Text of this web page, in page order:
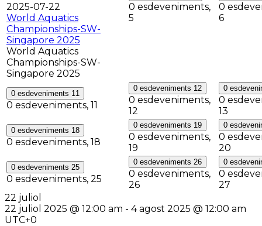
2025-07-22
World Aquatics
Championships-SW-
Singapore 2025
World Aquatics
Championships-SW-
Singapore 2025
0 esdeveniments,
5
0
6
0 esdeveniments 11
0 esdeveniments, 11
0 esdeveniments 12
0 esdeveniments,
12
0
0
13
0 esdeveniments 18
0 esdeveniments, 18
0 esdeveniments 19
0 esdeveniments,
19
0
0
20
0 esdeveniments 25
0 esdeveniments, 25
0 esdeveniments 26
0 esdeveniments,
26
0
0
27
22 juliol
22 juliol 2025 @ 12:00 am - 4 agost 2025 @ 12:00 am
UTC+0